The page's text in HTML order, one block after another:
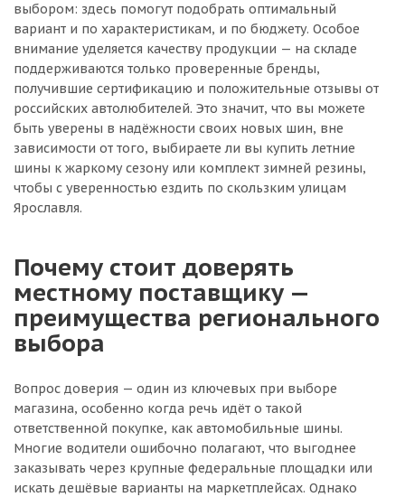
выбором: здесь помогут подобрать оптимальный
вариант и по характеристикам, и по бюджету. Особое
внимание уделяется качеству продукции — на складе
поддерживаются только проверенные бренды,
получившие сертификацию и положительные отзывы от
российских автолюбителей. Это значит, что вы можете
быть уверены в надёжности своих новых шин, вне
зависимости от того, выбираете ли вы купить летние
шины к жаркому сезону или комплект зимней резины,
чтобы с уверенностью ездить по скользким улицам
Ярославля.
Почему стоит доверять
местному поставщику —
преимущества регионального
выбора
Вопрос доверия — один из ключевых при выборе
магазина, особенно когда речь идёт о такой
ответственной покупке, как автомобильные шины.
Многие водители ошибочно полагают, что выгоднее
заказывать через крупные федеральные площадки или
искать дешёвые варианты на маркетплейсах. Однако